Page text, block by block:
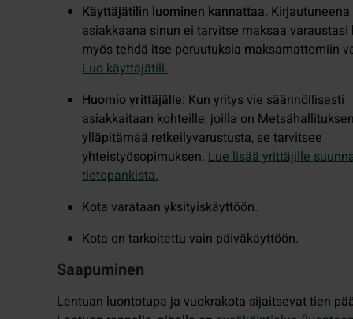
Käyttäjätilin luominen kannattaa. Kirjautuneena
asiakkaana sinun ei tarvitse maksaa varaustasi
myös tehdä itse peruutuksia maksamattomiin
Luo käyttäjätili.
Huomio yrittäjälle: Kun yritys vie säännöllisesti
asiakkaitaan kohteille, joilla on Metsähallituksen
ylläpitämää retkeilyvarustusta, se tarvitsee
yhteistyösopimuksen. Lue lisää yrittäjille
tietopankista.
Kota varataan yksityiskäyttöön.
Kota on tarkoitettu vain päiväkäyttöön.
Saapuminen
Lentuan luontotupa ja vuokrakota sijaitsevat tien